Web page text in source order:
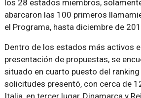
los 28 estados miembros,
abarcaron las 100 primeros
el Programa, hasta diciembre de
Dentro de los estados más activos
presentación de propuestas, se
situado en cuarto puesto del
solicitudes presentó, con cerca de
Italia, en tercer lugar, Dinamarca y